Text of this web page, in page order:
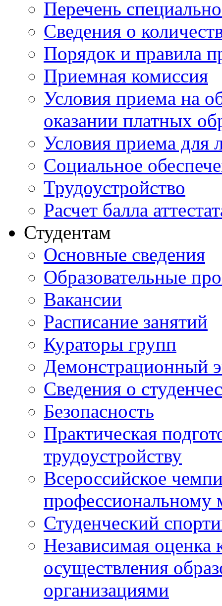
Перечень
Cведения о
Порядок и правила
Приемная комиссия
Условия приема на
оказании платных
Условия приема для
Социальное
Трудоустройство
Расчет балла
Студентам
Основные сведения
Образовательные
Вакансии
Расписание занятий
Кураторы групп
Демонстрационный
Сведения о
Безопасность
Практическая
трудоустройству
Всероссийское
профессиональному
Студенческий
Независимая оценка
осуществления
организациями